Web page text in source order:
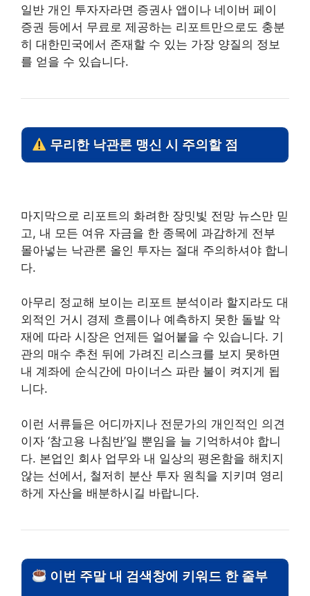
일반 개인 투자자라면 증권사 앱이나 네이버 페이
증권 등에서 무료로 제공하는 리포트만으로도 충분
히 대한민국에서 존재할 수 있는 가장 양질의 정보
를 얻을 수 있습니다.
무리한 낙관론 맹신 시 주의할 점
마지막으로 리포트의 화려한 장밋빛 전망 뉴스만 믿
고, 내 모든 여유 자금을 한 종목에 과감하게 전부
몰아넣는 낙관론 올인 투자는 절대 주의하셔야 합니
다.
아무리 정교해 보이는 리포트 분석이라 할지라도 대
외적인 거시 경제 흐름이나 예측하지 못한 돌발 악
재에 따라 시장은 언제든 얼어붙을 수 있습니다. 기
관의 매수 추천 뒤에 가려진 리스크를 보지 못하면
내 계좌에 순식간에 마이너스 파란 불이 켜지게 됩
니다.
이런 서류들은 어디까지나 전문가의 개인적인 의견
이자 ‘참고용 나침반’일 뿐임을 늘 기억하셔야 합니
다. 본업인 회사 업무와 내 일상의 평온함을 해치지
않는 선에서, 철저히 분산 투자 원칙을 지키며 영리
하게 자산을 배분하시길 바랍니다.
이번 주말 내 검색창에 키워드 한 줄부